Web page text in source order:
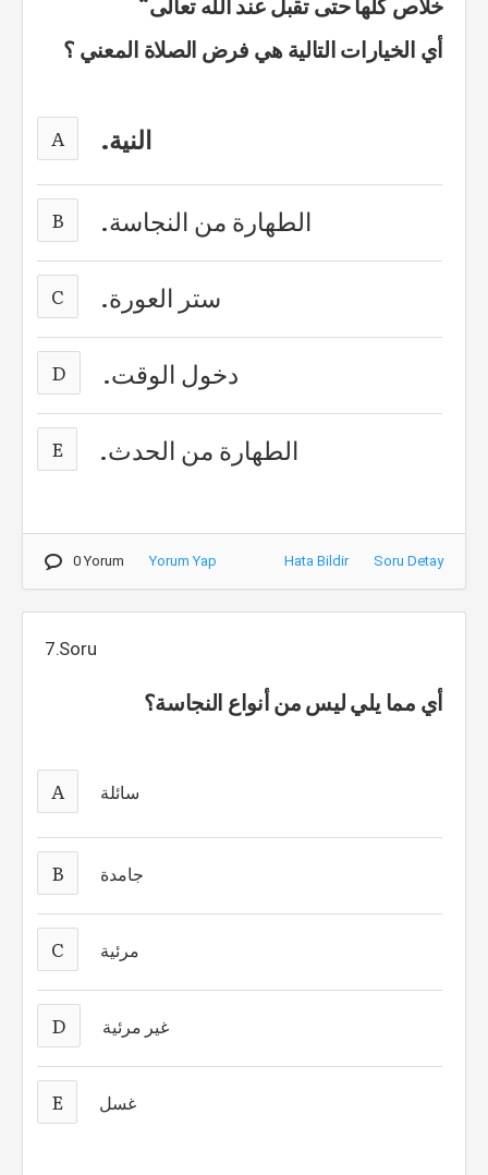
أي الخيارات التالية هي فرض الصلاة المعني ؟
A النية.
B الطهارة من النجاسة.
C ستر العورة.
D دخول الوقت.
E الطهارة من الحدث.
0 Yorum Yorum Yap Hata Bildir Soru Detay
7.Soru
أي مما يلي ليس من أنواع النجاسة؟
A سائلة
B جامدة
C مرئية
D غير مرئية
E غسل